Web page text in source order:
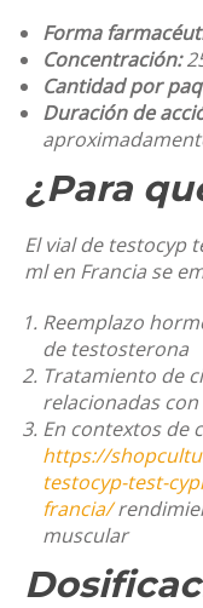
Forma
Concentración:
Cantidad por
Duración de
¿Para
Elvial de testocyp
ml en Francia se
Reemplazo
de testosterona
Tratamiento de
relacionadas
En contextos de
https://
testocyp-test-
francia/
muscular